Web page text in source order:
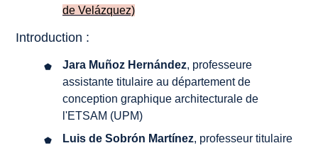
de Velázquez)
Introduction :
Jara Muñoz Hernández, professeure
assistante titulaire au département de
conception graphique architecturale de
l'ETSAM (UPM)
Luis de Sobrón Martínez, professeur titulaire